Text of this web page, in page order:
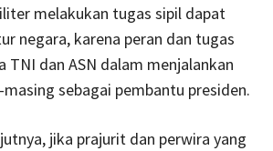
melakukan tugas sipil dapat
negara, karena peran dan tugas
TNI dan ASN dalam menjalankan
sebagai pembantu presiden.
jika prajurit dan perwira yang